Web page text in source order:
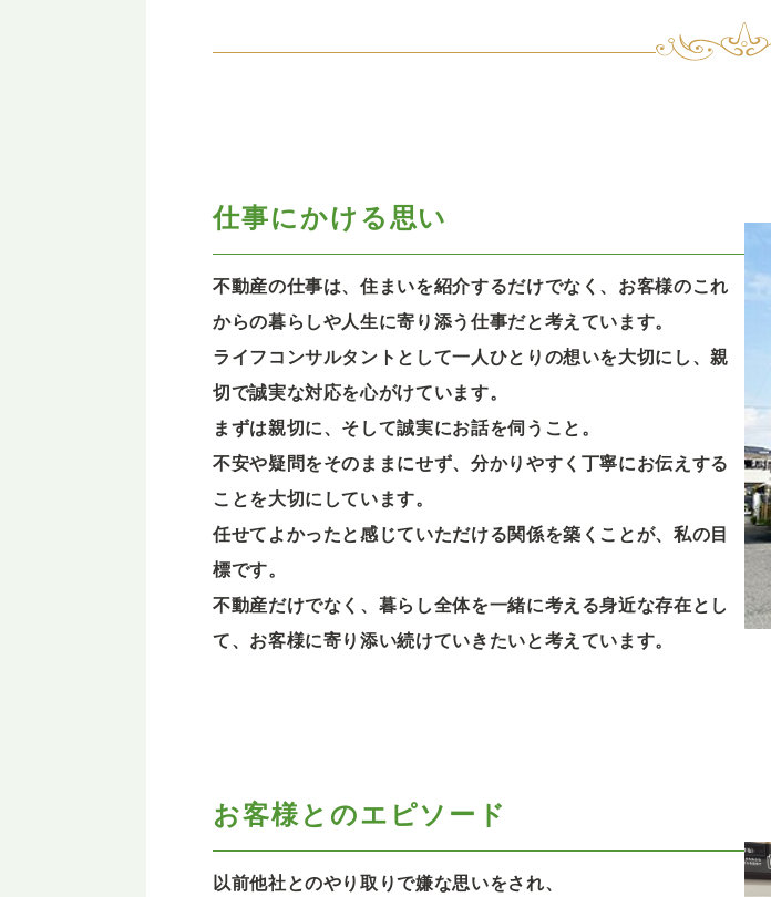
仕事にかける思い
不動産の仕事は、住まいを紹介するだけでなく、お客様のこれ
からの暮らしや人生に寄り添う仕事だと考えています。
ライフコンサルタントとして一人ひとりの想いを大切にし、親
切で誠実な対応を心がけています。
まずは親切に、そして誠実にお話を伺うこと。
不安や疑問をそのままにせず、分かりやすく丁寧にお伝えする
ことを大切にしています。
任せてよかったと感じていただける関係を築くことが、私の目
標です。
不動産だけでなく、暮らし全体を一緒に考える身近な存在とし
て、お客様に寄り添い続けていきたいと考えています。
お客様とのエピソード
以前他社とのやり取りで嫌な思いをされ、